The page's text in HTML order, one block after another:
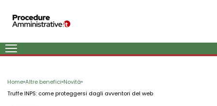
Home Altre benefici Novità
Truffe INPS: come proteggersi dagli avventori del web